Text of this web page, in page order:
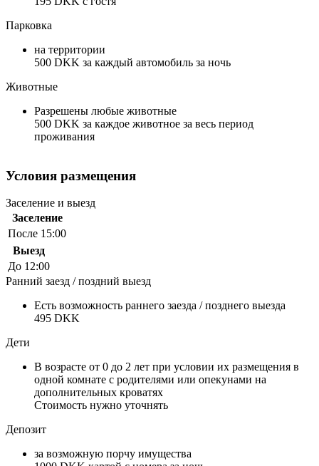
Парковка
на территории
500 DKK за каждый автомобиль за ночь
Животные
Разрешены любые животные
500 DKK за каждое животное за весь период
проживания
Условия размещения
Заселение и выезд
Заселение
После 15:00
Выезд
До 12:00
Ранний заезд / поздний выезд
Есть возможность раннего заезда / позднего выезда
495 DKK
Дети
В возрасте от 0 до 2 лет при условии их размещения в
одной комнате с родителями или опекунами на
дополнительных кроватях
Стоимость нужно уточнять
Депозит
за возможную порчу имущества